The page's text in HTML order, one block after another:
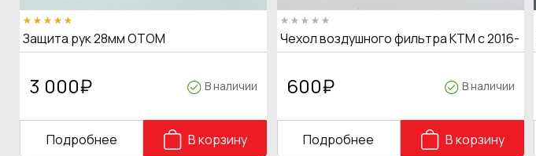
Защита рук 28мм OTOM
3 000₽ В наличии
Подробнее В корзину
Чехол воздушного фильтра KTM с 2016-
600₽ В наличии
Подробнее В корзину